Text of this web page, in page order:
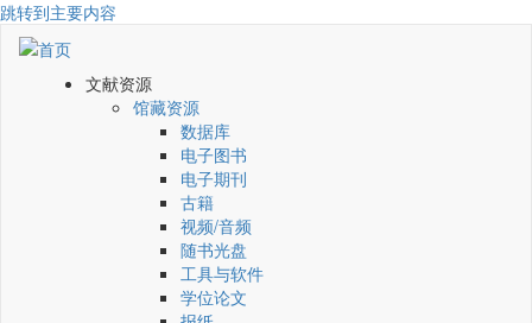
跳转到主要内容
文献资源
馆藏资源
数据库
电子图书
电子期刊
古籍
视频/音频
随书光盘
工具与软件
学位论文